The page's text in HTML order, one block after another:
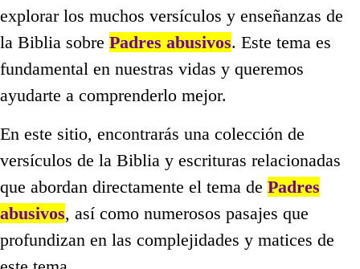
explorar los muchos versículos y enseñanzas de
la Biblia sobre Padres abusivos. Este tema es
fundamental en nuestras vidas y queremos
ayudarte a comprenderlo mejor.
En este sitio, encontrarás una colección de
versículos de la Biblia y escrituras relacionadas
que abordan directamente el tema de Padres
abusivos, así como numerosos pasajes que
profundizan en las complejidades y matices de